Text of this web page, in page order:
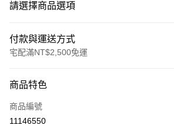
請選擇商品選項
付款與運送方式
宅配滿NT$2,500免運
信用卡一次付款
LINE Pay
商品特色
商品編號
11146550